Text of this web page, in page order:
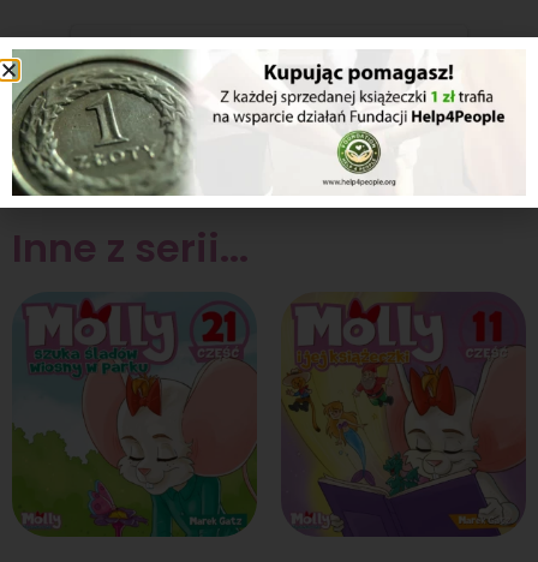
1/2
[/dflip
Inne z serii...